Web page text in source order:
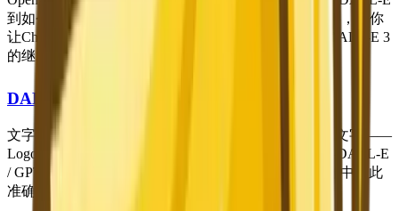
到如今深度集成到ChatGPT中的GPT Image。在2026年，当你
让ChatGPT创建图像时，你使用的是GPT Image——DALL-E 3
的继承者。
DALL-E / GPT Image 的独特之处
文字渲染。就这么简单。如果你的图像需要包含可读文字——
Logo原型、带标题的社交媒体图、带信息的贺卡——DALL-E
/ GPT Image 是明确的领导者。没有其他工具能在图像中如此
准确自然地渲染文字。